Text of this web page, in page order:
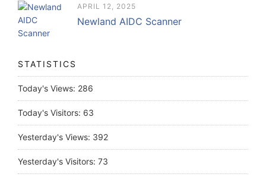
APRIL 12, 2025
Newland AIDC Scanner
STATISTICS
Today's Views: 286
Today's Visitors: 63
Yesterday's Views: 392
Yesterday's Visitors: 73